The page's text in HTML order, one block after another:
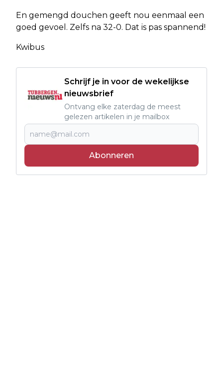
En gemengd douchen geeft nou eenmaal een
goed gevoel. Zelfs na 32-0. Dat is pas spannend!
Kwibus
Schrijf je in voor de wekelijkse
nieuwsbrief
Ontvang elke zaterdag de meest
gelezen artikelen in je mailbox
Abonneren